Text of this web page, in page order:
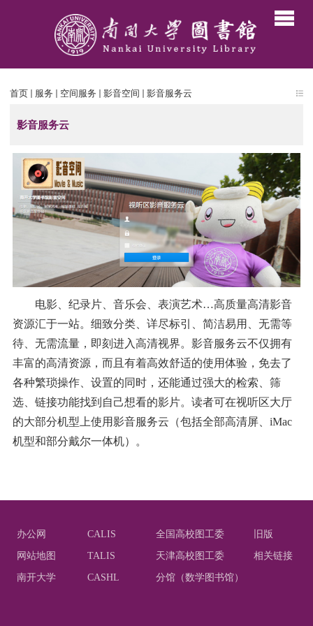
首页 服务 空间服务 影音空间 影音服务云
影音服务云
电影、纪录片、音乐会、表演艺术…高质量高清影音
资源汇于一站。细致分类、详尽标引、简洁易用、无需等
待、无需流量，即刻进入高清视界。影音服务云不仅拥有
丰富的高清资源，而且有着高效舒适的使用体验，免去了
各种繁琐操作、设置的同时，还能通过强大的检索、筛
选、链接功能找到自己想看的影片。读者可在视听区大厅
的大部分机型上使用影音服务云（包括全部高清屏、 iMac
机型和部分戴尔一体机）。
办公网 CALIS 全国高校图工委 旧版
网站地图 TALIS 天津高校图工委 相关链接
南开大学 CASHL 分馆（数学图书馆）